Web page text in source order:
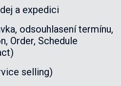
a expedici
odsouhlasení termínu,
Order, Schedule
selling)